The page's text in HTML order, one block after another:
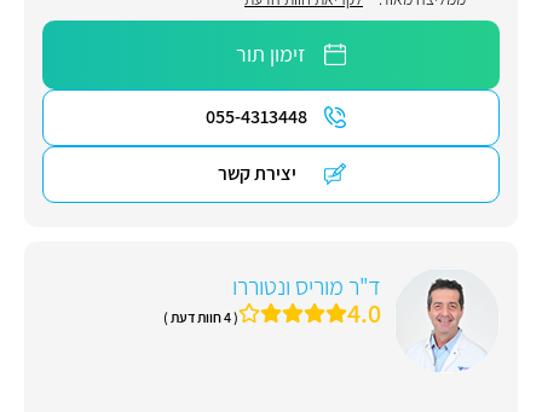
זימון תור
055-4313448
יצירת קשר
ד"ר מוריס ונטוררו
4.0 ( 4 חוות דעת )